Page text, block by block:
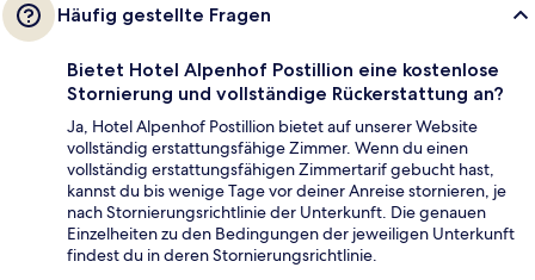
Häufig gestellte Fragen
Bietet Hotel Alpenhof Postillion eine kostenlose
Stornierung und vollständige Rückerstattung an?
Ja, Hotel Alpenhof Postillion bietet auf unserer Website
vollständig erstattungsfähige Zimmer. Wenn du einen
vollständig erstattungsfähigen Zimmertarif gebucht hast,
kannst du bis wenige Tage vor deiner Anreise stornieren, je
nach Stornierungsrichtlinie der Unterkunft. Die genauen
Einzelheiten zu den Bedingungen der jeweiligen Unterkunft
findest du in deren Stornierungsrichtlinie.